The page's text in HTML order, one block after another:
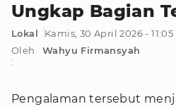
Ungkap Bagian
Lokal
Kamis, 30 April 2026 - 11:05
Oleh
:
Wahyu Firmansyah
Pengalaman tersebut